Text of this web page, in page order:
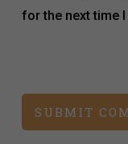
for the next time